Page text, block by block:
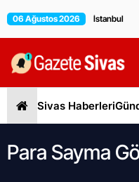
06 Ağustos 2026
Sivas Haberleri
Para Sayma